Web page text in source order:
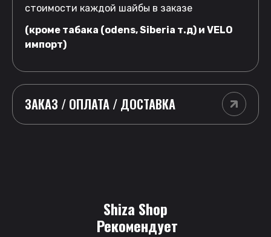
стоимости каждой шайбы в заказе
(кроме табака (odens, Siberia т.д) и VELO
импорт)
ЗАКАЗ / ОПЛАТА / ДОСТАВКА
Shiza Shop
Рекомендует